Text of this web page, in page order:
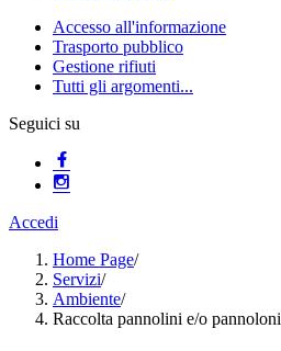
Accesso all'informazione
Trasporto pubblico
Gestione rifiuti
Tutti gli argomenti...
Seguici su
Accedi
Home Page/
Servizi/
Ambiente/
Raccolta pannolini e/o pannoloni